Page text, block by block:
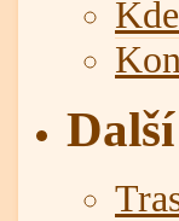
Další